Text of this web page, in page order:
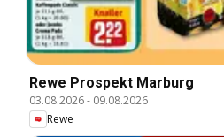
Rewe Prospekt Marburg
03.08.2026- 09.08.2026
Rewe